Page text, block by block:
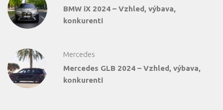
BMW iX 2024 – Vzhled, výbava,
konkurenti
Mercedes
Mercedes GLB 2024 – Vzhled, výbava,
konkurenti